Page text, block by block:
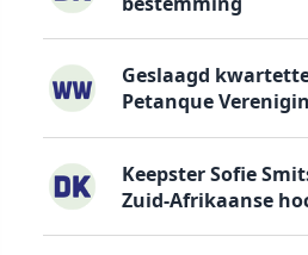
Geslaagd
Petanque
Keepster Sofie
Zuid-Afrikaanse